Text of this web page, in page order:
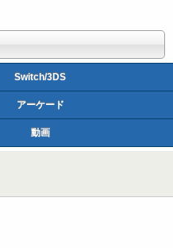
Switch/3DS
アーケード
動画